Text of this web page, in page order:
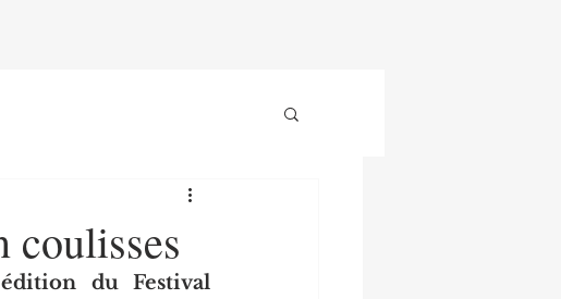
coulisses
du Festival